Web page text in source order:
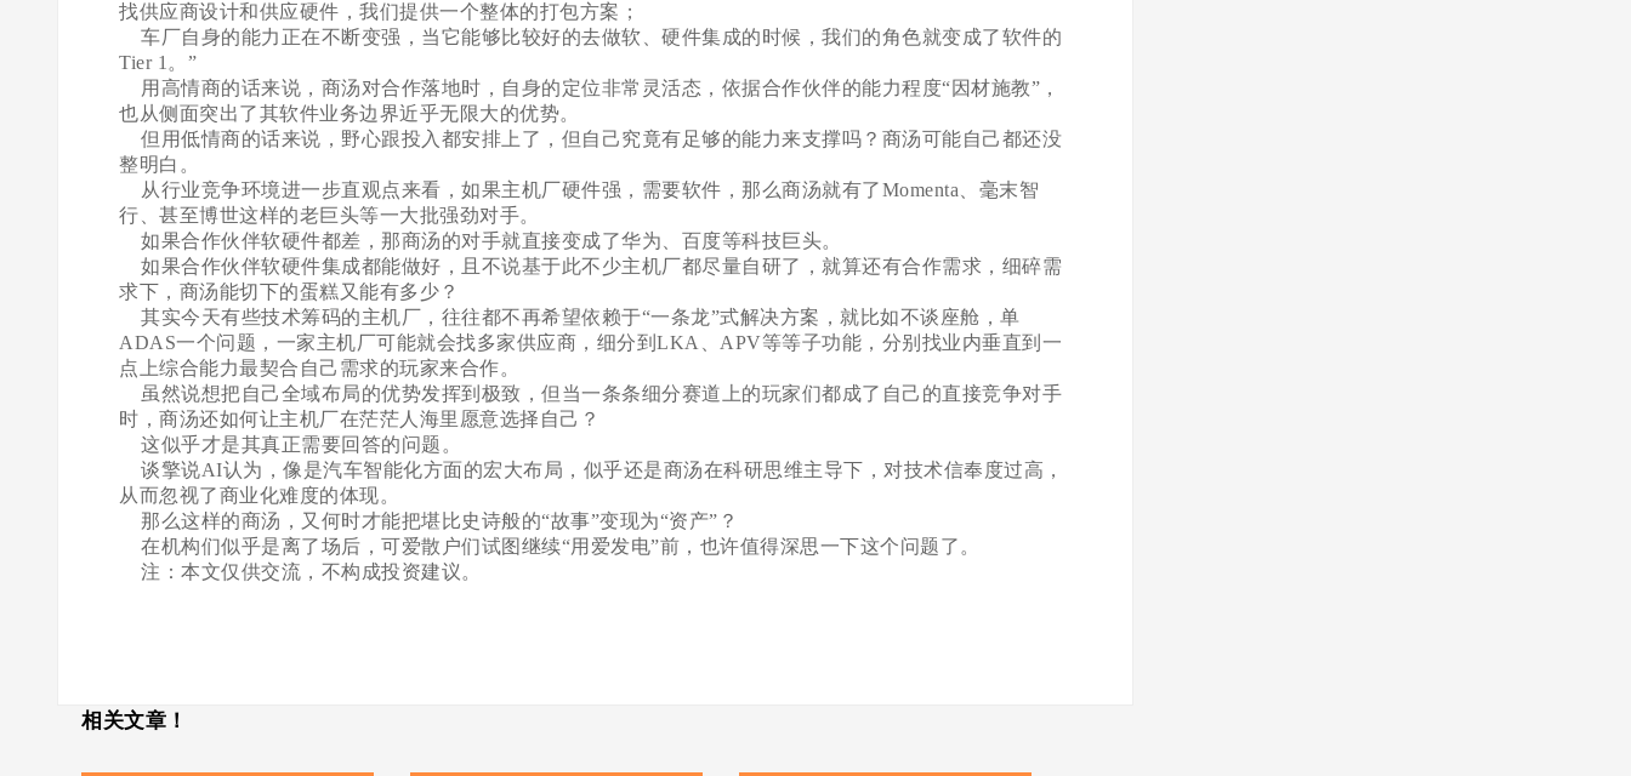
找供应商设计和供应硬件，我们提供一个整体的打包方案；
车厂自身的能力正在不断变强，当它能够比较好的去做软、硬件集成的时候，我们的角色就变成了软件的
Tier 1。”
用高情商的话来说，商汤对合作落地时，自身的定位非常灵活态，依据合作伙伴的能力程度“因材施教”，
也从侧面突出了其软件业务边界近乎无限大的优势。
但用低情商的话来说，野心跟投入都安排上了，但自己究竟有足够的能力来支撑吗？商汤可能自己都还没
整明白。
从行业竞争环境进一步直观点来看，如果主机厂硬件强，需要软件，那么商汤就有了Momenta、毫末智
行、甚至博世这样的老巨头等一大批强劲对手。
如果合作伙伴软硬件都差，那商汤的对手就直接变成了华为、百度等科技巨头。
如果合作伙伴软硬件集成都能做好，且不说基于此不少主机厂都尽量自研了，就算还有合作需求，细碎需
求下，商汤能切下的蛋糕又能有多少？
其实今天有些技术筹码的主机厂，往往都不再希望依赖于“一条龙”式解决方案，就比如不谈座舱，单
ADAS一个问题，一家主机厂可能就会找多家供应商，细分到LKA、APV等等子功能，分别找业内垂直到一
点上综合能力最契合自己需求的玩家来合作。
虽然说想把自己全域布局的优势发挥到极致，但当一条条细分赛道上的玩家们都成了自己的直接竞争对手
时，商汤还如何让主机厂在茫茫人海里愿意选择自己？
这似乎才是其真正需要回答的问题。
谈擎说AI认为，像是汽车智能化方面的宏大布局，似乎还是商汤在科研思维主导下，对技术信奉度过高，
从而忽视了商业化难度的体现。
那么这样的商汤，又何时才能把堪比史诗般的“故事”变现为“资产”？
在机构们似乎是离了场后，可爱散户们试图继续“用爱发电”前，也许值得深思一下这个问题了。
注：本文仅供交流，不构成投资建议。
相关文章！